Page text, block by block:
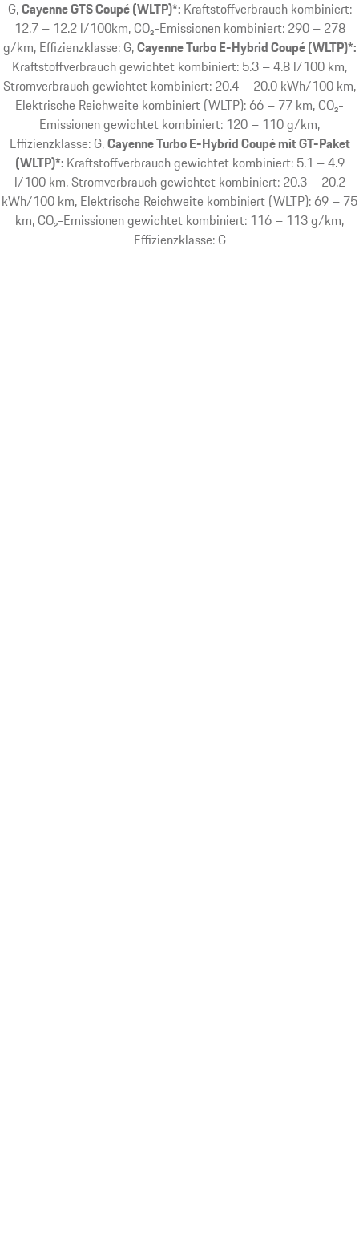
G Cayenne GTS Coupé (WLTP)*: Kraftstoffverbrauch kombiniert:
12.7 – 12.2 l/100km, CO₂-Emissionen kombiniert: 290 – 278
g/km, Effizienzklasse: G Cayenne Turbo E-Hybrid Coupé (WLTP)*:
Kraftstoffverbrauch gewichtet kombiniert: 5.3 – 4.8 l/100 km,
Stromverbrauch gewichtet kombiniert: 20.4 – 20.0 kWh/100 km,
Elektrische Reichweite kombiniert (WLTP): 66 – 77 km, CO₂-
Emissionen gewichtet kombiniert: 120 – 110 g/km,
Effizienzklasse: G Cayenne Turbo E-Hybrid Coupé mit GT-Paket
(WLTP)*: Kraftstoffverbrauch gewichtet kombiniert: 5.1 – 4.9
l/100 km, Stromverbrauch gewichtet kombiniert: 20.3 – 20.2
kWh/100 km, Elektrische Reichweite kombiniert (WLTP): 69 – 75
km, CO₂-Emissionen gewichtet kombiniert: 116 – 113 g/km,
Effizienzklasse: G